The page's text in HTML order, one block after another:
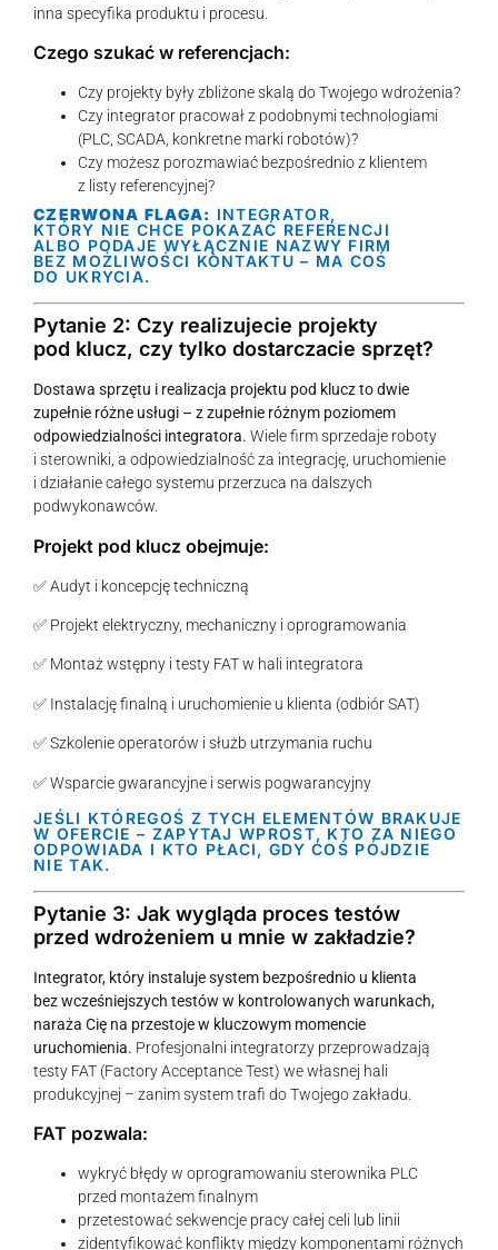
inna specyfika produktu i procesu.
Czego szukać w referencjach:
Czy projekty były zbliżone skalą do Twojego wdrożenia?
Czy integrator pracował z podobnymi technologiami
(PLC, SCADA, konkretne marki robotów)?
Czy możesz porozmawiać bezpośrednio z klientem
z listy referencyjnej?
CZERWONA FLAGA: INTEGRATOR,
KTÓRY NIE CHCE POKAZAĆ REFERENCJI
ALBO PODAJE WYŁĄCZNIE NAZWY FIRM
BEZ MOŻLIWOŚCI KONTAKTU – MA COŚ
DO UKRYCIA.
Pytanie 2: Czy realizujecie projekty
pod klucz, czy tylko dostarczacie sprzęt?
Dostawa sprzętu i realizacja projektu pod klucz to dwie
zupełnie różne usługi – z zupełnie różnym poziomem
odpowiedzialności integratora. Wiele firm sprzedaje roboty
i sterowniki, a odpowiedzialność za integrację, uruchomienie
i działanie całego systemu przerzuca na dalszych
podwykonawców.
Projekt pod klucz obejmuje:
✅ Audyt i koncepcję techniczną
✅ Projekt elektryczny, mechaniczny i oprogramowania
✅ Montaż wstępny i testy FAT w hali integratora
✅ Instalację finalną i uruchomienie u klienta (odbiór SAT)
✅ Szkolenie operatorów i służb utrzymania ruchu
✅ Wsparcie gwarancyjne i serwis pogwarancyjny
JEŚLI KTÓREGOŚ Z TYCH ELEMENTÓW BRAKUJE
W OFERCIE – ZAPYTAJ WPROST, KTO ZA NIEGO
ODPOWIADA I KTO PŁACI, GDY COŚ PÓJDZIE
NIE TAK.
Pytanie 3: Jak wygląda proces testów
przed wdrożeniem u mnie w zakładzie?
Integrator, który instaluje system bezpośrednio u klienta
bez wcześniejszych testów w kontrolowanych warunkach,
naraża Cię na przestoje w kluczowym momencie
uruchomienia. Profesjonalni integratorzy przeprowadzają
testy FAT (Factory Acceptance Test) we własnej hali
produkcyjnej – zanim system trafi do Twojego zakładu.
FAT pozwala:
wykryć błędy w oprogramowaniu sterownika PLC
przed montażem finalnym
przetestować sekwencje pracy całej celi lub linii
zidentyfikować konflikty między komponentami różnych